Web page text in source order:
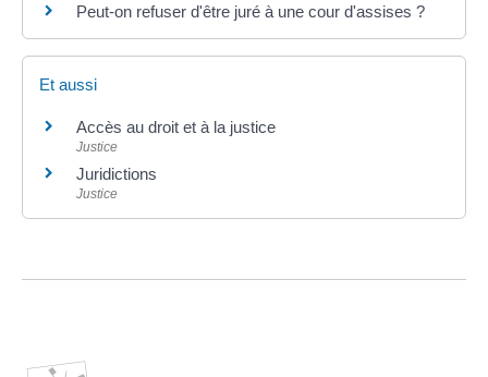
Peut-on refuser d'être juré à une cour d'assises ?
Et aussi
Accès au droit et à la justice
Justice
Juridictions
Justice